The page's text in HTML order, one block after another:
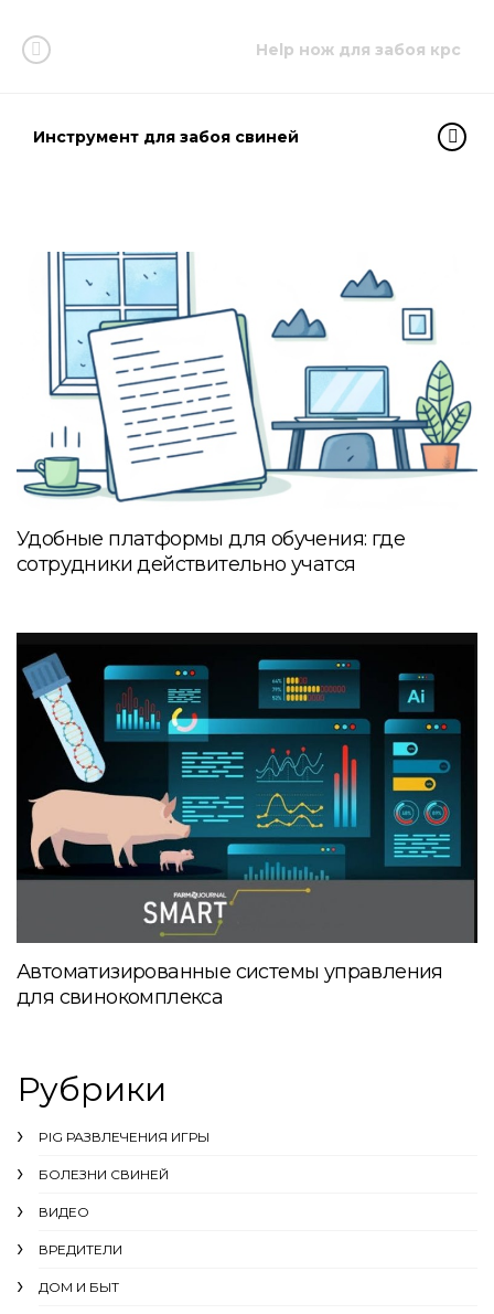
Help нож для забоя крс
Инструмент для забоя свиней
Удобные платформы для обучения: где
сотрудники действительно учатся
Автоматизированные системы управления
для свинокомплекса
Рубрики
PIG РАЗВЛЕЧЕНИЯ ИГРЫ
БОЛЕЗНИ СВИНЕЙ
ВИДЕО
ВРЕДИТЕЛИ
ДОМ И БЫТ